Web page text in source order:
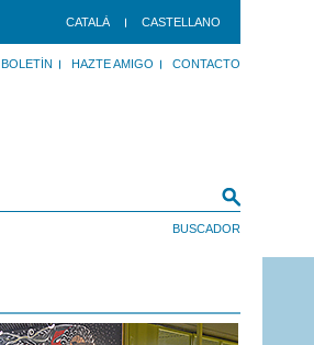
CATALÀ CASTELLANO
BOLETÍN HAZTE AMIGO CONTACTO